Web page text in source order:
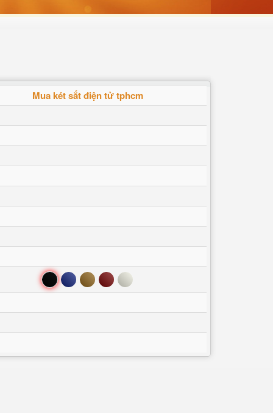
Mua két sắt điện tử tphcm
Đen Xanh Nâu Đỏ Trắng